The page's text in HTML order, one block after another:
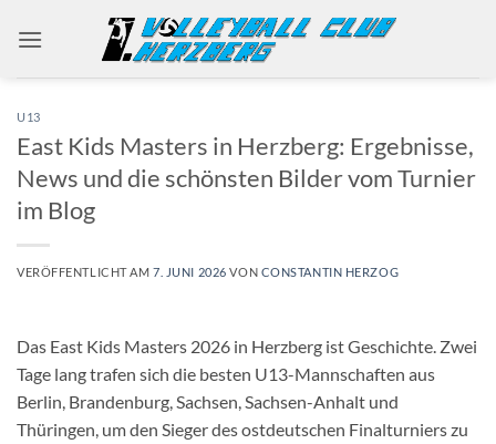
Inhalt
U13
East Kids Masters in Herzberg: Ergebnisse,
News und die schönsten Bilder vom Turnier
im Blog
VERÖFFENTLICHT AM7. JUNI 2026 VON CONSTANTIN HERZOG
Das East Kids Masters 2026 in Herzberg ist Geschichte. Zwei
Tage lang trafen sich die besten U13-Mannschaften aus
Berlin, Brandenburg, Sachsen, Sachsen-Anhalt und
Thüringen, um den Sieger des ostdeutschen Finalturniers zu